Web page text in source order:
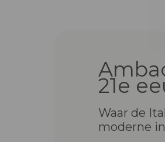
21e
Waar de
moderne